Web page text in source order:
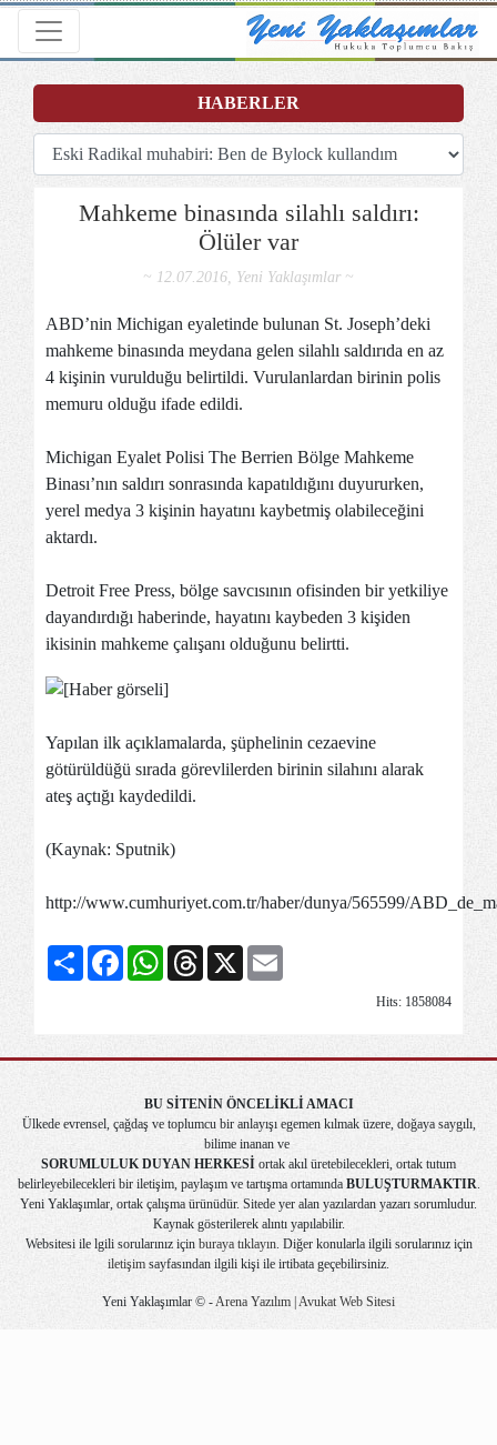
Toggle navigation
Mahkeme binasında silahlı saldırı:
Ölüler var
~ 12.07.2016, Yeni Yaklaşımlar ~
ABD’nin Michigan eyaletinde bulunan St. Joseph’deki
mahkeme binasında meydana gelen silahlı saldırıda en az
4 kişinin vurulduğu belirtildi. Vurulanlardan birinin polis
memuru olduğu ifade edildi.
Michigan Eyalet Polisi The Berrien Bölge Mahkeme
Binası’nın saldırı sonrasında kapatıldığını duyururken,
yerel medya 3 kişinin hayatını kaybetmiş olabileceğini
aktardı.
Detroit Free Press, bölge savcısının ofisinden bir yetkiliye
dayandırdığı haberinde, hayatını kaybeden 3 kişiden
ikisinin mahkeme çalışanı olduğunu belirtti.
Yapılan ilk açıklamalarda, şüphelinin cezaevine
götürüldüğü sırada görevlilerden birinin silahını alarak
ateş açtığı kaydedildi.
(Kaynak: Sputnik)
http://www.cumhuriyet.com.tr/haber/dunya/565599/
Share FacebookWhatsAppThreads
X
Hits: 1858084
HABERLER
BU SİTENİN ÖNCELİKLİ AMACI
Ülkede evrensel, çağdaş ve toplumcu bir anlayışı egemen kılmak üzere, doğaya saygılı,
bilime inanan ve
SORUMLULUK DUYAN HERKESİ ortak akıl üretebilecekleri, ortak tutum
belirleyebilecekleri bir iletişim, paylaşım ve tartışma ortamında BULUŞTURMAKTIR.
Yeni Yaklaşımlar, ortak çalışma ürünüdür. Sitede yer alan yazılardan yazarı sorumludur.
Kaynak gösterilerek alıntı yapılabilir.
Websitesi ile lgili sorularınız için buraya tıklayın. Diğer konularla ilgili sorularınız için
iletişim sayfasından ilgili kişi ile irtibata geçebilirsiniz.
Yeni Yaklaşımlar © -Arena Yazılım | Avukat Web Sitesi